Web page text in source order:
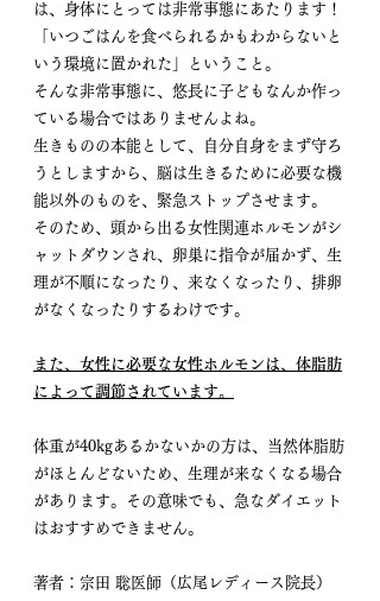
は、身体にとっては非常事態にあたります！
「いつごはんを食べられるかもわからないと
いう環境に置かれた」ということ。
そんな非常事態に、悠長に子どもなんか作っ
ている場合ではありませんよね。
生きものの本能として、自分自身をまず守ろ
うとしますから、脳は生きるために必要な機
能以外のものを、緊急ストップさせます。
そのため、頭から出る女性関連ホルモンがシ
ャットダウンされ、卵巣に指令が届かず、生
理が不順になったり、来なくなったり、排卵
がなくなったりするわけです。
また、女性に必要な女性ホルモンは、体脂肪
によって調節されています。
体重が40kgあるかないかの方は、当然体脂肪
がほとんどないため、生理が来なくなる場合
があります。その意味でも、急なダイエット
はおすすめできません。
著者：宗田 聡医師（広尾レディース院長）